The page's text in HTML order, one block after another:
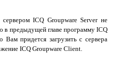
серверомICQ Groupware Server не
в предыдущей главе программу ICQ
Вам придется загрузить с сервера
ICQ Groupware Client.